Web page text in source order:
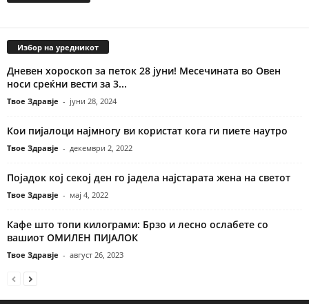
Избор на уредникот
Дневен хороскоп за петок 28 јуни! Месечината во Овен
носи среќни вести за 3...
Твое Здравје - јуни 28, 2024
Кои пијалоци најмногу ви користат кога ги пиете наутро
Твое Здравје - декември 2, 2022
Појадок кој секој ден го јадела најстарата жена на светот
Твое Здравје - мај 4, 2022
Кафе што топи килограми: Брзо и лесно ослабете со
вашиот ОМИЛЕН ПИЈАЛОК
Твое Здравје - август 26, 2023